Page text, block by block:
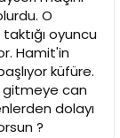
O
oyuncu
Hamit'in
küfüre.
gitmeye can
dolayı
?